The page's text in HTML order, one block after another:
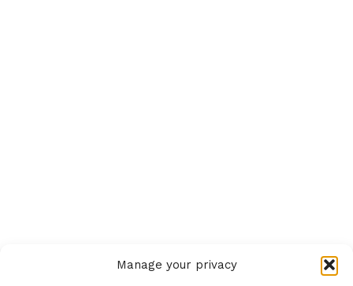
Manage your privacy